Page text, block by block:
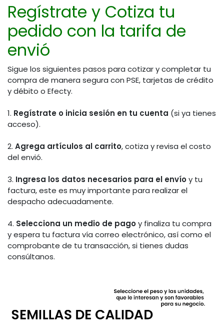
Regístrate y Cotiza tu
pedido con la tarifa de
envió
Sigue los siguientes pasos para cotizar y completar tu
compra de manera segura con PSE, tarjetas de crédito
y débito o Efecty.
1. Regístrate o inicia sesión en tu cuenta (si ya tienes
acceso).
2. Agrega artículos al carrito, cotiza y revisa el costo
del envió.
3. Ingresa los datos necesarios para el envíoy tu
factura, este es muy importante para realizar el
despacho adecuadamente.
4. Selecciona un medio de pagoy finaliza tu compra
y espera tu factura vía correo electrónico, así como el
comprobante de tu transacción, si tienes dudas
consúltanos.